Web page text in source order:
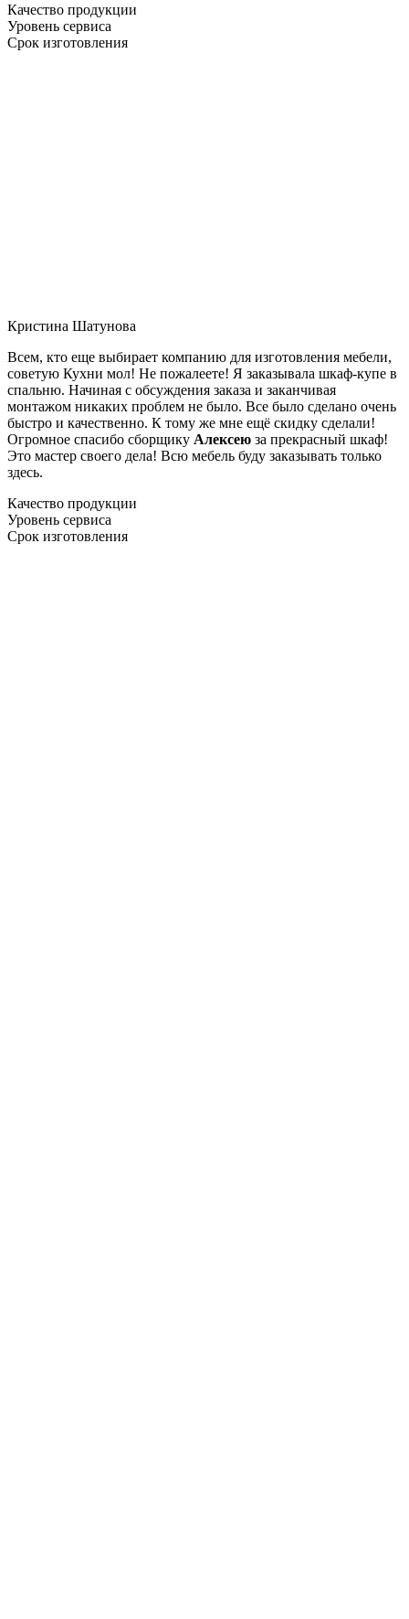
Качество продукции
Уровень сервиса
Срок изготовления
Кристина Шатунова
Всем, кто еще выбирает компанию для изготовления мебели,
советую Кухни мол! Не пожалеете! Я заказывала шкаф-купе в
спальню. Начиная с обсуждения заказа и заканчивая
монтажом никаких проблем не было. Все было сделано очень
быстро и качественно. К тому же мне ещё скидку сделали!
Огромное спасибо сборщику Алексею за прекрасный шкаф!
Это мастер своего дела! Всю мебель буду заказывать только
здесь.
Качество продукции
Уровень сервиса
Срок изготовления